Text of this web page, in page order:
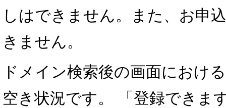
しはできません。また、お申
きません。
ドメイン検索後の画面におけ
空き状況です。 「登録できま